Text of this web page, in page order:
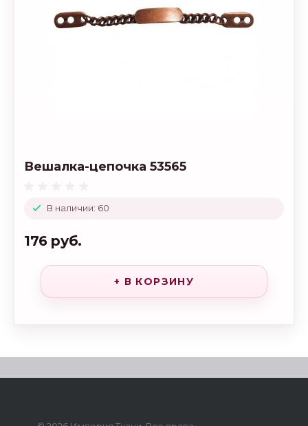
В наличии: 60
Вешалка-цепочка 53565
176 руб.
+ В КОРЗИНУ